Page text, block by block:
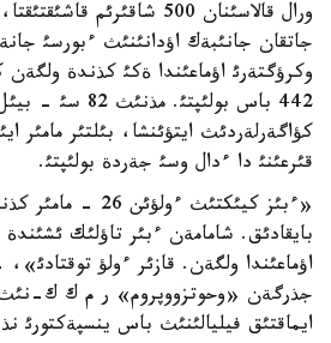
ورال قالاسئنان 500 شاقئرئم
جاتقان جانئبةك اؤدانئنئث ءبورسئ
وكرؤگتةرئ اؤماعئندا ةكئ كذندة ولگةن
442 باس بولئپتئ.
قئرعئنئ دا ءدال وسئ جةردة بولئپتئ.
«ءبئز كيئكتئث
اؤماعئندا ولگةن. قازئر ءولؤ
جذرگةن «وحوتزووپروم» ر م ك ك-نئث
ايماقتئق فيليالئنئث باس ينسپةكتورئ